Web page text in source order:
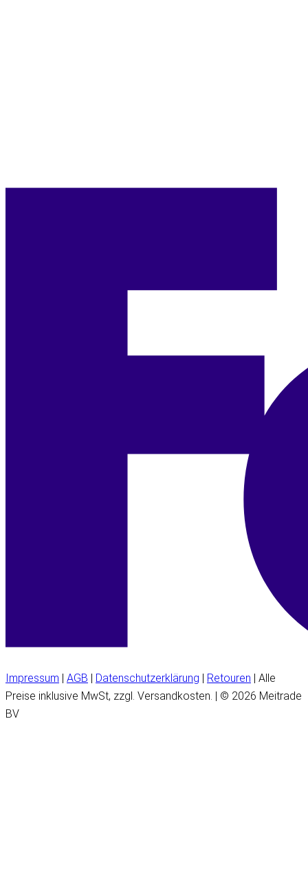
Impressum AGB Datenschutzerklärung Retouren | Alle
Preise inklusive MwSt, zzgl. Versandkosten. | © 2026 Meitrade
BV